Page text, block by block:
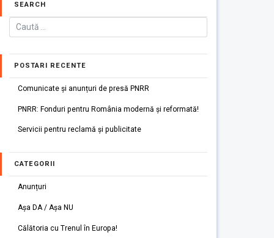
SEARCH
POSTARI RECENTE
Comunicate și anunțuri de presă PNRR
PNRR: Fonduri pentru România modernă și reformată!
Servicii pentru reclamă și publicitate
CATEGORII
Anunțuri
Așa DA / Așa NU
Călătoria cu Trenul în Europa!